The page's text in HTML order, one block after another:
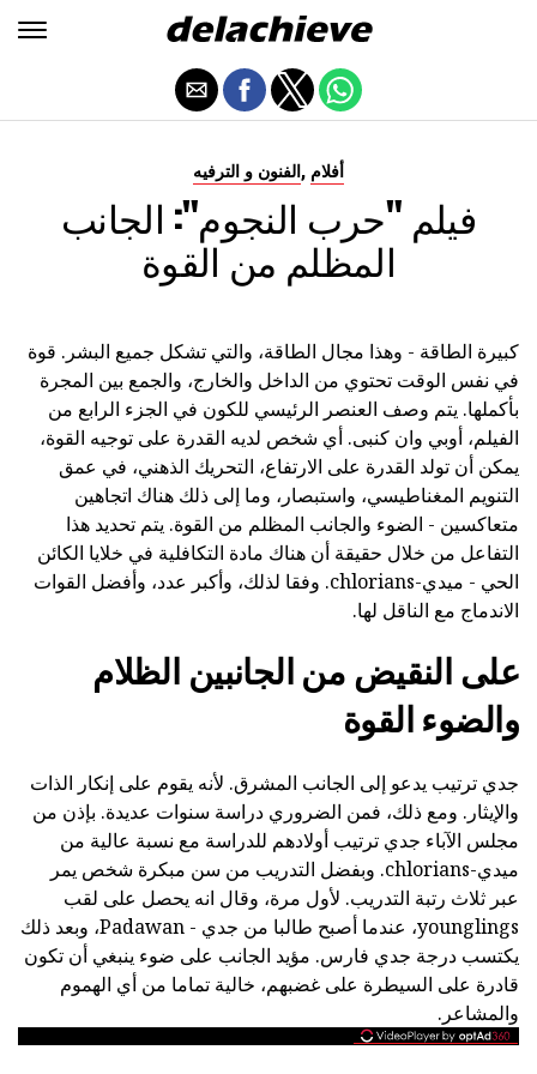
الفنون و الترفيه , أفلام
فيلم "حرب النجوم": الجانب
المظلم من القوة
كبيرة الطاقة - وهذا مجال الطاقة، والتي تشكل جميع البشر. قوة
في نفس الوقت تحتوي من الداخل والخارج، والجمع بين المجرة
بأكملها. يتم وصف العنصر الرئيسي للكون في الجزء الرابع من
الفيلم، أوبي وان كنبى. أي شخص لديه القدرة على توجيه القوة،
يمكن أن تولد القدرة على الارتفاع، التحريك الذهني، في عمق
التنويم المغناطيسي، واستبصار، وما إلى ذلك هناك اتجاهين
متعاكسين - الضوء والجانب المظلم من القوة. يتم تحديد هذا
التفاعل من خلال حقيقة أن هناك مادة التكافلية في خلايا الكائن
الحي - ميدي-chlorians. وفقا لذلك، وأكبر عدد، وأفضل القوات
الاندماج مع الناقل لها.
على النقيض من الجانبين الظلام
والضوء القوة
جدي ترتيب يدعو إلى الجانب المشرق. لأنه يقوم على إنكار الذات
والإيثار. ومع ذلك، فمن الضروري دراسة سنوات عديدة. بإذن من
مجلس الآباء جدي ترتيب أولادهم للدراسة مع نسبة عالية من
ميدي-chlorians. وبفضل التدريب من سن مبكرة شخص يمر
عبر ثلاث رتبة التدريب. لأول مرة، وقال انه يحصل على لقب
younglings، عندما أصبح طالبا من جدي - Padawan، وبعد ذلك
يكتسب درجة جدي فارس. مؤيد الجانب على ضوء ينبغي أن تكون
قادرة على السيطرة على غضبهم، خالية تماما من أي الهموم
والمشاعر.